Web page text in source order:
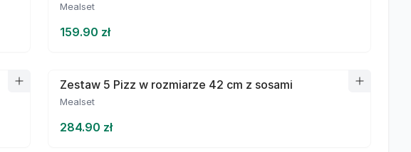
Mealset
159.90 zł
Zestaw 5 Pizz w rozmiarze 42 cm z sosami
Mealset
284.90 zł